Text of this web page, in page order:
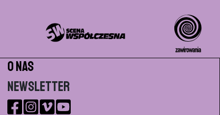
O nas
Newsletter